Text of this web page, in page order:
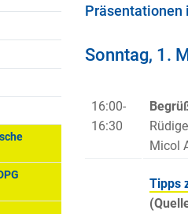
Präsentationen
Sonntag, 1.
16:00-
16:30
Micol
Tipps